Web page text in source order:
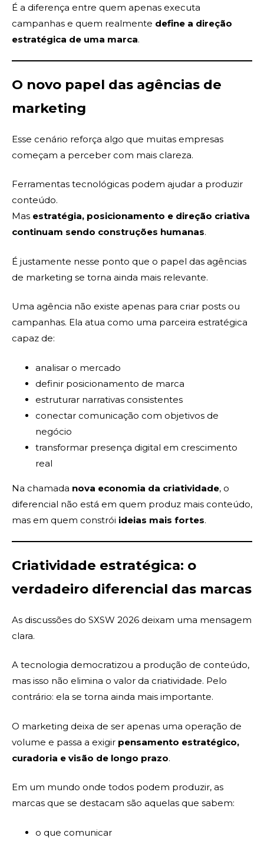
É a diferença entre quem apenas executa
campanhas e quem realmente define a direção
estratégica de uma marca.
O novo papel das agências de
marketing
Esse cenário reforça algo que muitas empresas
começam a perceber com mais clareza.
Ferramentas tecnológicas podem ajudar a produzir
conteúdo.
Mas estratégia, posicionamento e direção criativa
continuam sendo construções humanas.
É justamente nesse ponto que o papel das agências
de marketing se torna ainda mais relevante.
Uma agência não existe apenas para criar posts ou
campanhas. Ela atua como uma parceira estratégica
capaz de:
analisar o mercado
definir posicionamento de marca
estruturar narrativas consistentes
conectar comunicação com objetivos de
negócio
transformar presença digital em crescimento
real
Na chamada nova economia da criatividade, o
diferencial não está em quem produz mais conteúdo,
mas em quem constrói ideias mais fortes.
Criatividade estratégica: o
verdadeiro diferencial das marcas
As discussões do SXSW 2026 deixam uma mensagem
clara.
A tecnologia democratizou a produção de conteúdo,
mas isso não elimina o valor da criatividade. Pelo
contrário: ela se torna ainda mais importante.
O marketing deixa de ser apenas uma operação de
volume e passa a exigir pensamento estratégico,
curadoria e visão de longo prazo.
Em um mundo onde todos podem produzir, as
marcas que se destacam são aquelas que sabem:
o que comunicar